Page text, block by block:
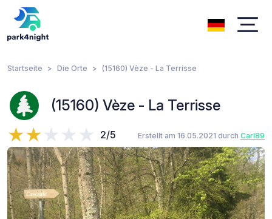
Startseite Die Orte (15160) Vèze - La Terrisse
(15160) Vèze - La Terrisse
2/5 Erstellt am 16.05.2021 durch Carl89